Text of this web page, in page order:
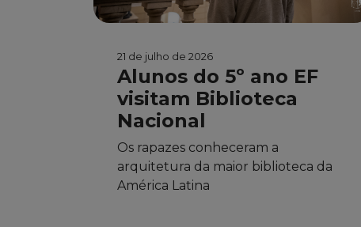
21 de julho de 2026
Alunos do 5º ano EF
visitam Biblioteca
Nacional
Os rapazes conheceram a
arquitetura da maior biblioteca da
América Latina